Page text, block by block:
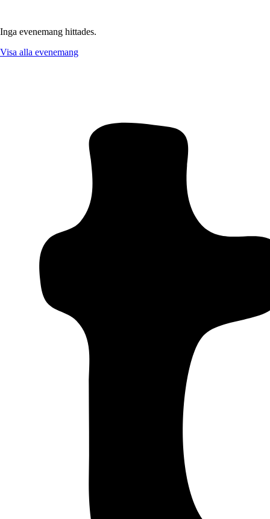
Inga evenemang hittades.
Visa alla evenemang